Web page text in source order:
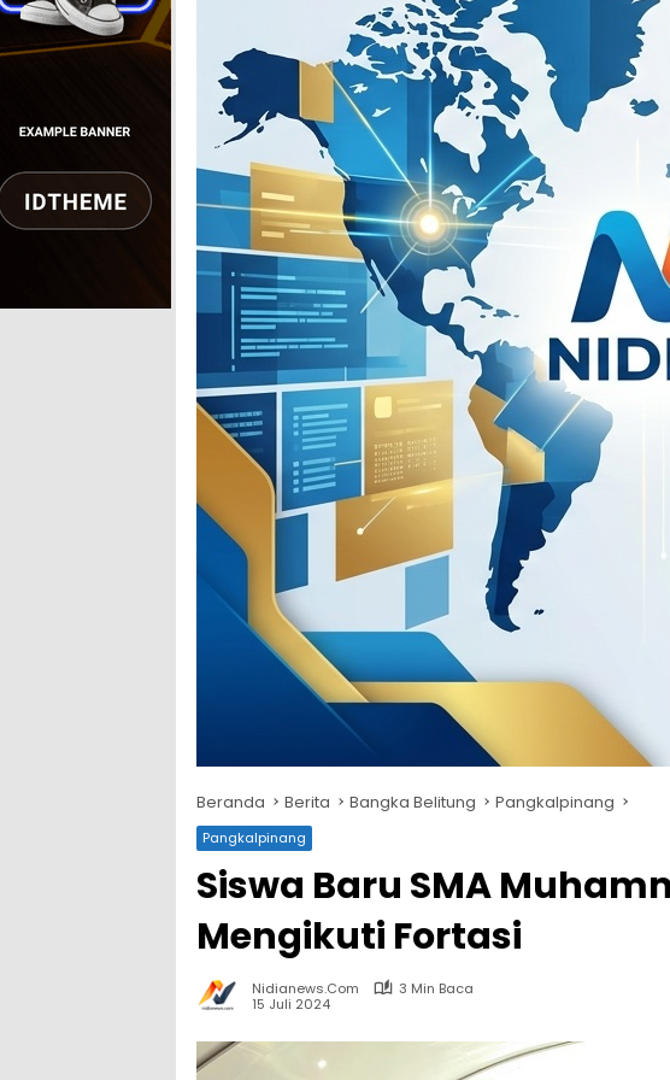
Beranda Berita Bangka Belitung Pangkalpinang
Pangkalpinang
Siswa Baru SMA
Mengikuti Fortasi
Nidianews.com
3 Min Baca
15 Juli 2024